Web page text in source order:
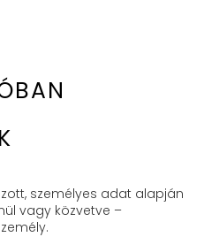
személyes adat alapján
vagy közvetve –